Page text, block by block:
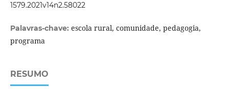
1579.2021v14n2.58022
Palavras-chave: escola rural, comunidade, pedagogia,
programa
RESUMO